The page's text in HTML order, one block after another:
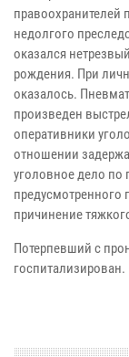
правоохранителей
недолгого
оказался
рождения. При
оказалось.
произведен
оперативники
отношении
уголовное дело по
предусмотренного
причинение
Потерпевший с
госпитализирован.